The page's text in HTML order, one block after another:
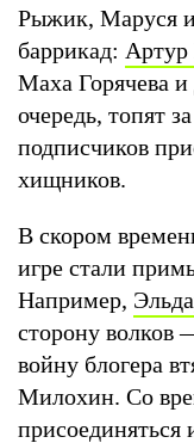
Рыжик, Маруся
баррикад: Артур
Маха Горячева
очередь, топят
подписчиков
хищников.
В скором
игре стали
Например,
сторону волков
войну блогера
Милохин. Со
присоединяться